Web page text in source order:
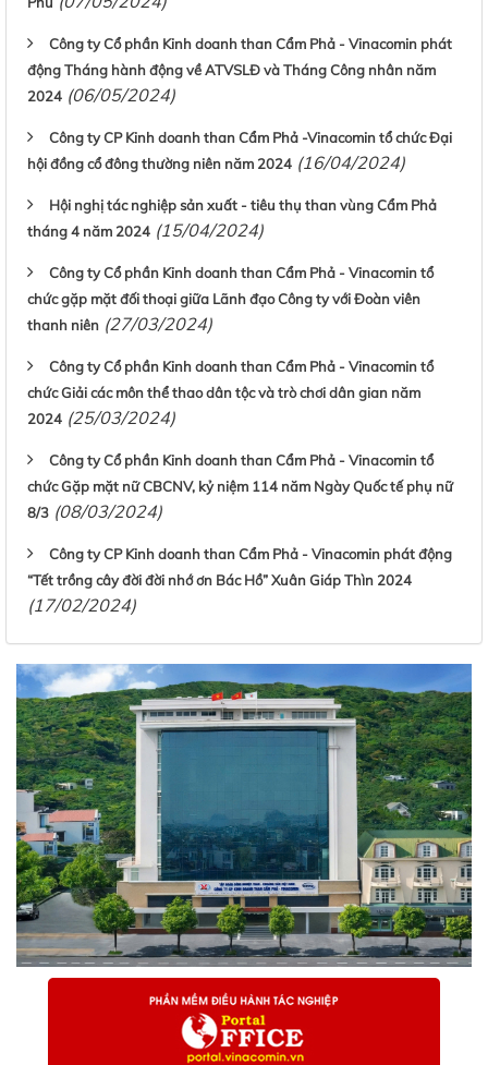
Công ty Cổ phần Kinh doanh than Cẩm Phả - Vinacomin phát
động Tháng hành động về ATVSLĐ và Tháng Công nhân năm
2024 (06/05/2024)
Công ty CP Kinh doanh than Cẩm Phả -Vinacomin tổ chức Đại
hội đồng cổ đông thường niên năm 2024 (16/04/2024)
Hội nghị tác nghiệp sản xuất - tiêu thụ than vùng Cẩm Phả
tháng 4 năm 2024 (15/04/2024)
Công ty Cổ phần Kinh doanh than Cẩm Phả - Vinacomin tổ
chức gặp mặt đối thoại giữa Lãnh đạo Công ty với Đoàn viên
thanh niên (27/03/2024)
Công ty Cổ phần Kinh doanh than Cẩm Phả - Vinacomin tổ
chức Giải các môn thể thao dân tộc và trò chơi dân gian năm
2024 (25/03/2024)
Công ty Cổ phần Kinh doanh than Cẩm Phả - Vinacomin tổ
chức Gặp mặt nữ CBCNV, kỷ niệm 114 năm Ngày Quốc tế phụ nữ
8/3 (08/03/2024)
Công ty CP Kinh doanh than Cẩm Phả - Vinacomin phát động
“Tết trồng cây đời đời nhớ ơn Bác Hồ” Xuân Giáp Thìn 2024
(17/02/2024)